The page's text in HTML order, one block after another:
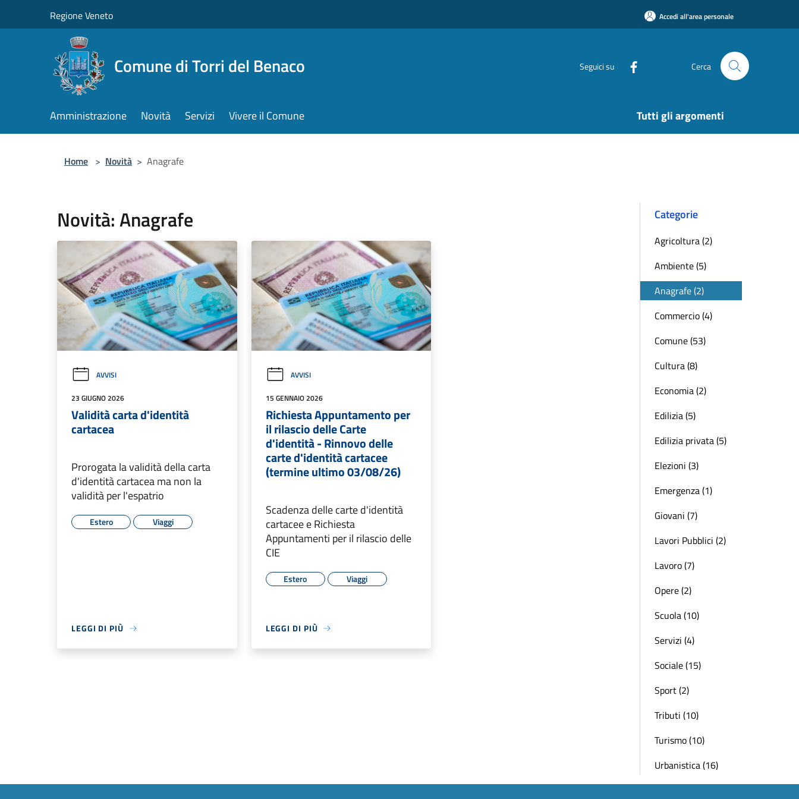
Regione Veneto Accedi all'area personale
Comune di Torri del Benaco Seguici su Cerca
Amministrazione Novità Servizi Vivere il Comune Tutti gli argomenti
Home > Novità > Anagrafe
Novità: Anagrafe
AVVISI
23 GIUGNO 2026
Validità carta d'identità
cartacea
Prorogata la validità della carta
d'identità cartacea ma non la
validità per l'espatrio
Estero Viaggi
LEGGI DI PIÙ
AVVISI
15 GENNAIO 2026
Richiesta Appuntamento per
il rilascio delle Carte
d'identità - Rinnovo delle
carte d'identità cartacee
(termine ultimo 03/08/26)
Scadenza delle carte d'identità
cartacee e Richiesta
Appuntamenti per il rilascio delle
CIE
Estero Viaggi
LEGGI DI PIÙ
Categorie
Agricoltura (2)
Ambiente (5)
Anagrafe (2)
Commercio (4)
Comune (53)
Cultura (8)
Economia (2)
Edilizia (5)
Edilizia privata (5)
Elezioni (3)
Emergenza (1)
Giovani (7)
Lavori Pubblici (2)
Lavoro (7)
Opere (2)
Scuola (10)
Servizi (4)
Sociale (15)
Sport (2)
Tributi (10)
Turismo (10)
Urbanistica (16)